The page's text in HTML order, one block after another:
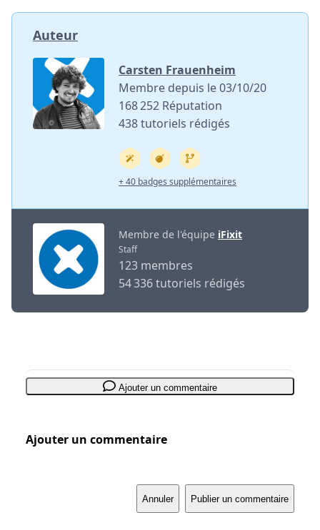
Auteur
Carsten Frauenheim
Membre depuis le 03/10/20
168 252 Réputation
438 tutoriels rédigés
+ 40 badges supplémentaires
Membre de l'équipe iFixit
Staff
123 membres
54 336 tutoriels rédigés
Ajouter un commentaire
Ajouter un commentaire
Annuler Publier un commentaire